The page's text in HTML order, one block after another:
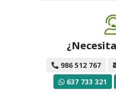
986 512 767
637 733 321